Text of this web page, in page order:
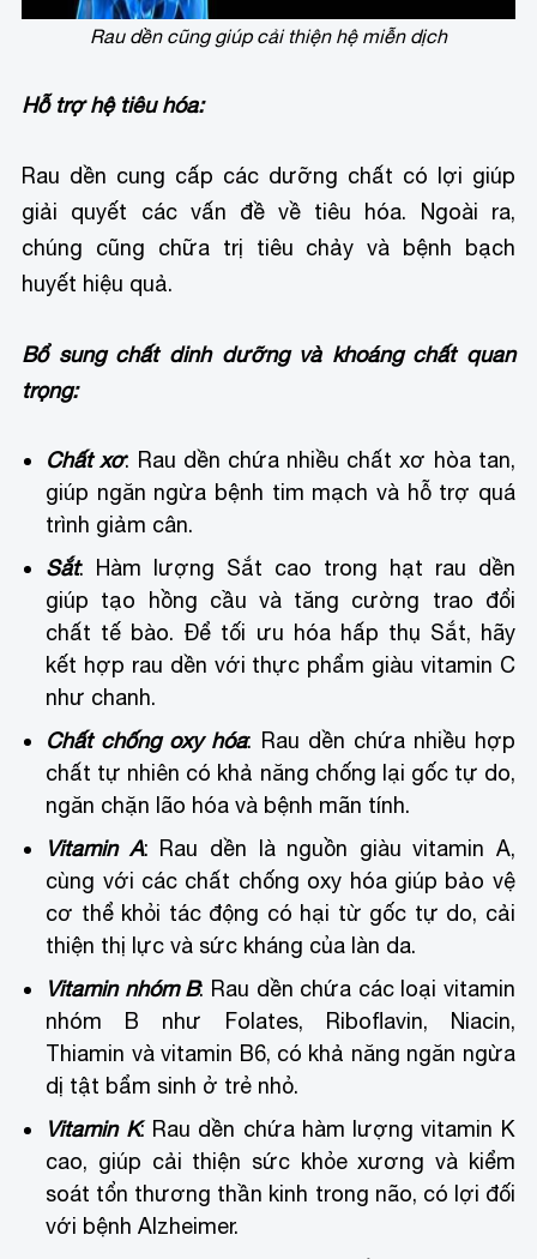
Rau dền cũng giúp cải thiện hệ miễn dịch
Hỗ trợ hệ tiêu hóa:
Rau dền cung cấp các dưỡng chất có lợi giúp
giải quyết các vấn đề về tiêu hóa. Ngoài ra,
chúng cũng chữa trị tiêu chảy và bệnh bạch
huyết hiệu quả.
Bổ sung chất dinh dưỡng và khoáng chất quan
trọng:
Chất xơ: Rau dền chứa nhiều chất xơ hòa tan,
giúp ngăn ngừa bệnh tim mạch và hỗ trợ quá
trình giảm cân.
Sắt: Hàm lượng Sắt cao trong hạt rau dền
giúp tạo hồng cầu và tăng cường trao đổi
chất tế bào. Để tối ưu hóa hấp thụ Sắt, hãy
kết hợp rau dền với thực phẩm giàu vitamin C
như chanh.
Chất chống oxy hóa: Rau dền chứa nhiều hợp
chất tự nhiên có khả năng chống lại gốc tự do,
ngăn chặn lão hóa và bệnh mãn tính.
Vitamin A: Rau dền là nguồn giàu vitamin A,
cùng với các chất chống oxy hóa giúp bảo vệ
cơ thể khỏi tác động có hại từ gốc tự do, cải
thiện thị lực và sức kháng của làn da.
Vitamin nhóm B: Rau dền chứa các loại vitamin
nhóm B như Folates, Riboflavin, Niacin,
Thiamin và vitamin B6, có khả năng ngăn ngừa
dị tật bẩm sinh ở trẻ nhỏ.
Vitamin K: Rau dền chứa hàm lượng vitamin K
cao, giúp cải thiện sức khỏe xương và kiểm
soát tổn thương thần kinh trong não, có lợi đối
với bệnh Alzheimer.